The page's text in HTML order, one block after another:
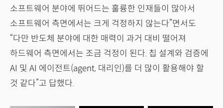
소프트웨어 분야에 뛰어드는 훌륭한 인재들이 많아서
소프트웨어 측면에서는 크게 걱정하지 않는다”면서도
“다만 반도체 분야에 대한 매력이 과거 대비 떨어져
하드웨어 측면에서는 조금 걱정이 된다. 칩 설계와 검증에
AI 및 AI 에이전트(agent, 대리인)를 더 많이 활용해야 할
것 같다”고 답했다.